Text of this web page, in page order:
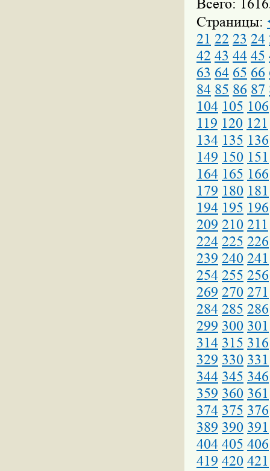
Всего:
Страницы:
21 22 23 24
42 43 44 45
63 64 65 66
84 85 86 87
104 105 106
119 120 121
134 135 136
149 150 151
164 165 166
179 180 181
194 195 196
209 210 211
224 225 226
239 240 241
254 255 256
269 270 271
284 285 286
299 300 301
314 315 316
329 330 331
344 345 346
359 360 361
374 375 376
389 390 391
404 405 406
419 420 421